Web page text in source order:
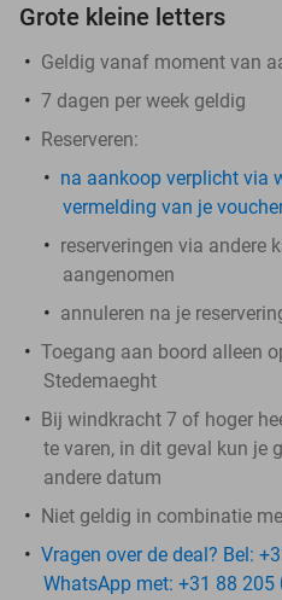
Grote kleine letters
Geldig vanaf moment van
7 dagen per week geldig
Reserveren:
​na aankoop verplicht via
vermelding van je
reserveringen via andere
aangenomen
annuleren na je
Toegang aan boord alleen
Stedemaeght
Bij windkracht 7 of hoger
te varen, in dit geval kun je
andere datum
Niet geldig in combinatie
Vragen over de deal? Bel:
WhatsApp met: +31 88 205